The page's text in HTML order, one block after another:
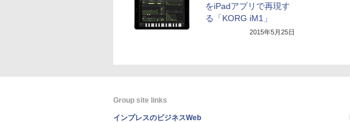
をiPadアプリで再現す
る「KORG iM1」
2015年5月25日
Group site links
インプレスのビジネスWeb